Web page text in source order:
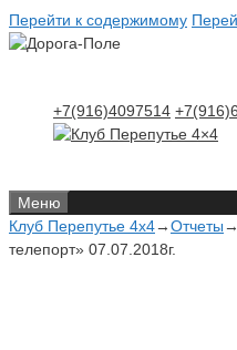
Перейти к содержимому
+7(916)4097514
Меню
Клуб Перепутье 4x4→Отчеты→
телепорт» 07.07.2018г.